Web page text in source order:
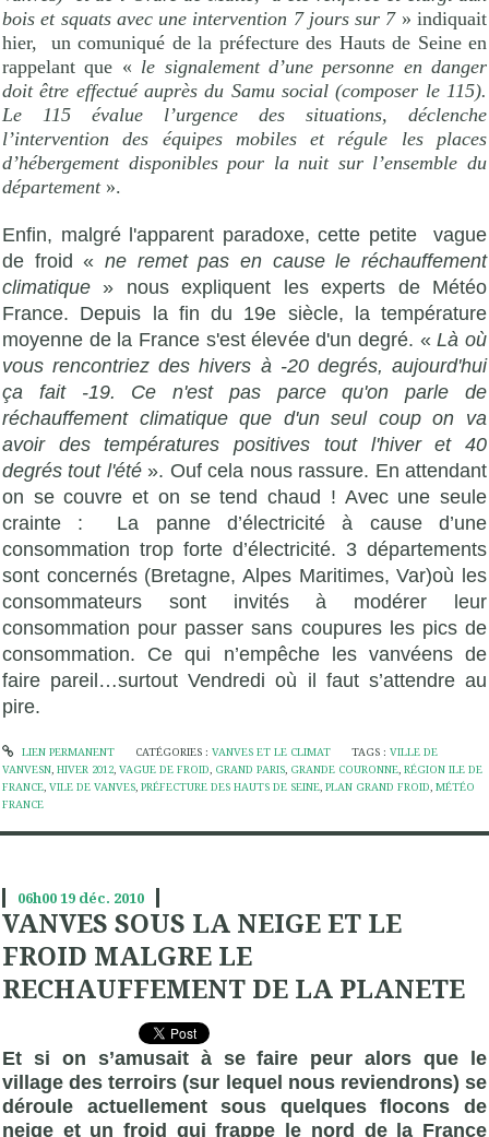
bois et squats avec une intervention 7 jours sur 7» indiquait
hier, un comuniqué de la préfecture des Hauts de Seine en
rappelant que « le signalement d’une personne en danger
doit être effectué auprès du Samu social (composer le 115).
Le 115 évalue l’urgence des situations, déclenche
l’intervention des équipes mobiles et régule les places
d’hébergement disponibles pour la nuit sur l’ensemble du
département».
Enfin, malgré l'apparent paradoxe, cette petite
vague
de froid « ne remet pas en cause le réchauffement
climatique » nous expliquent les experts de Météo
France. Depuis la fin du 19e siècle, la température
moyenne de la France s'est élevée d'un degré. «Là où
vous rencontriez des hivers à -20 degrés, aujourd'hui
ça fait -19. Ce n'est pas parce qu'on parle de
réchauffement climatique que d'un seul coup on va
avoir des températures positives tout l'hiver et 40
degrés tout l'été». Ouf cela nous rassure. En attendant
on se couvre et on se tend chaud ! Avec une seule
crainte :
La panne d’électricité à cause d’une
consommation trop forte d’électricité. 3 départements
sont concernés (Bretagne, Alpes Maritimes, Var)où les
consommateurs sont invités à modérer leur
consommation pour passer sans coupures les pics de
consommation. Ce qui n’empêche les vanvéens de
faire pareil…surtout Vendredi où il faut s’attendre au
pire.
LIEN PERMANENT CATÉGORIES : VANVES ET LE CLIMAT TAGS :VILLE DE
VANVESN, HIVER 2012, VAGUE DE FROID, GRAND PARIS, GRANDE COURONNE, RÉGION ILE DE
FRANCE, VILE DE VANVES, PRÉFECTURE DES HAUTS DE SEINE, PLAN GRAND FROID, MÉTÉO
FRANCE
06h0019 déc. 2010
VANVES SOUS LA NEIGE ET LE
FROID MALGRE LE
RECHAUFFEMENT DE LA PLANETE
Et si on s’amusait à se faire peur alors que le
village des terroirs (sur lequel nous reviendrons) se
déroule actuellement sous quelques flocons de
neige et un froid qui frappe le nord de la France